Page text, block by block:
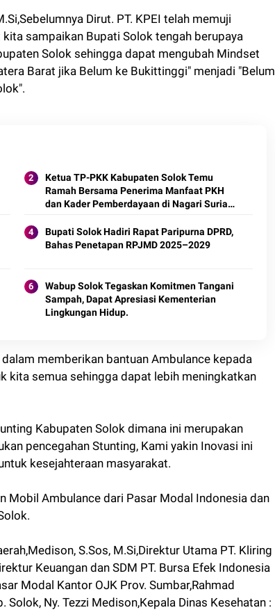
Dirut. PT. KPEI telah memuji
sampaikan Bupati Solok tengah berupaya
Solok sehingga dapat mengubah Mindset
Barat jika Belum ke Bukittinggi" menjadi "Belum
Ketua TP-PKK Kabupaten Solok Temu
Ramah Bersama Penerima Manfaat PKH
dan Kader Pemberdayaan di Nagari Surian
Bupati Solok Hadiri Rapat Paripurna DPRD,
Bahas Penetapan RPJMD 2025–2029
Wabup Solok Tegaskan Komitmen Tangani
Sampah, Dapat Apresiasi Kementerian
Lingkungan Hidup.
memberikan bantuan Ambulance kepada
kita semua sehingga dapat lebih meningkatkan
Kabupaten Solok dimana ini merupakan
pencegahan Stunting, Kami yakin Inovasi ini
kesejahteraan masyarakat.
Mobil Ambulance dari Pasar Modal Indonesia dan
S.Sos, M.Si,Direktur Utama PT. Kliring
Keuangan dan SDM PT. Bursa Efek Indonesia
Modal Kantor OJK Prov. Sumbar,Rahmad
Ny. Tezzi Medison,Kepala Dinas Kesehatan :